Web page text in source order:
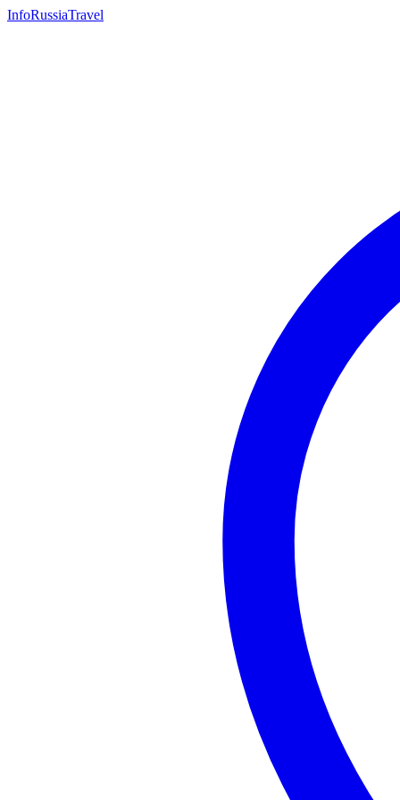
InfoRussiaTravel